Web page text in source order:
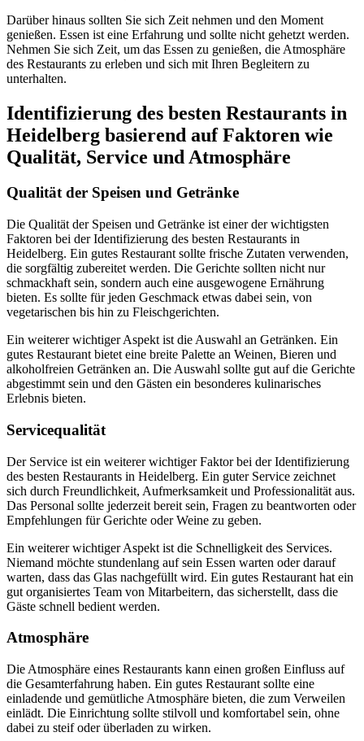
Darüber hinaus sollten Sie sich Zeit nehmen und den Moment
genießen. Essen ist eine Erfahrung und sollte nicht gehetzt werden.
Nehmen Sie sich Zeit, um das Essen zu genießen, die Atmosphäre
des Restaurants zu erleben und sich mit Ihren Begleitern zu
unterhalten.
Identifizierung des besten Restaurants in
Heidelberg basierend auf Faktoren wie
Qualität, Service und Atmosphäre
Qualität der Speisen und Getränke
Die Qualität der Speisen und Getränke ist einer der wichtigsten
Faktoren bei der Identifizierung des besten Restaurants in
Heidelberg. Ein gutes Restaurant sollte frische Zutaten verwenden,
die sorgfältig zubereitet werden. Die Gerichte sollten nicht nur
schmackhaft sein, sondern auch eine ausgewogene Ernährung
bieten. Es sollte für jeden Geschmack etwas dabei sein, von
vegetarischen bis hin zu Fleischgerichten.
Ein weiterer wichtiger Aspekt ist die Auswahl an Getränken. Ein
gutes Restaurant bietet eine breite Palette an Weinen, Bieren und
alkoholfreien Getränken an. Die Auswahl sollte gut auf die Gerichte
abgestimmt sein und den Gästen ein besonderes kulinarisches
Erlebnis bieten.
Servicequalität
Der Service ist ein weiterer wichtiger Faktor bei der Identifizierung
des besten Restaurants in Heidelberg. Ein guter Service zeichnet
sich durch Freundlichkeit, Aufmerksamkeit und Professionalität aus.
Das Personal sollte jederzeit bereit sein, Fragen zu beantworten oder
Empfehlungen für Gerichte oder Weine zu geben.
Ein weiterer wichtiger Aspekt ist die Schnelligkeit des Services.
Niemand möchte stundenlang auf sein Essen warten oder darauf
warten, dass das Glas nachgefüllt wird. Ein gutes Restaurant hat ein
gut organisiertes Team von Mitarbeitern, das sicherstellt, dass die
Gäste schnell bedient werden.
Atmosphäre
Die Atmosphäre eines Restaurants kann einen großen Einfluss auf
die Gesamterfahrung haben. Ein gutes Restaurant sollte eine
einladende und gemütliche Atmosphäre bieten, die zum Verweilen
einlädt. Die Einrichtung sollte stilvoll und komfortabel sein, ohne
dabei zu steif oder überladen zu wirken.